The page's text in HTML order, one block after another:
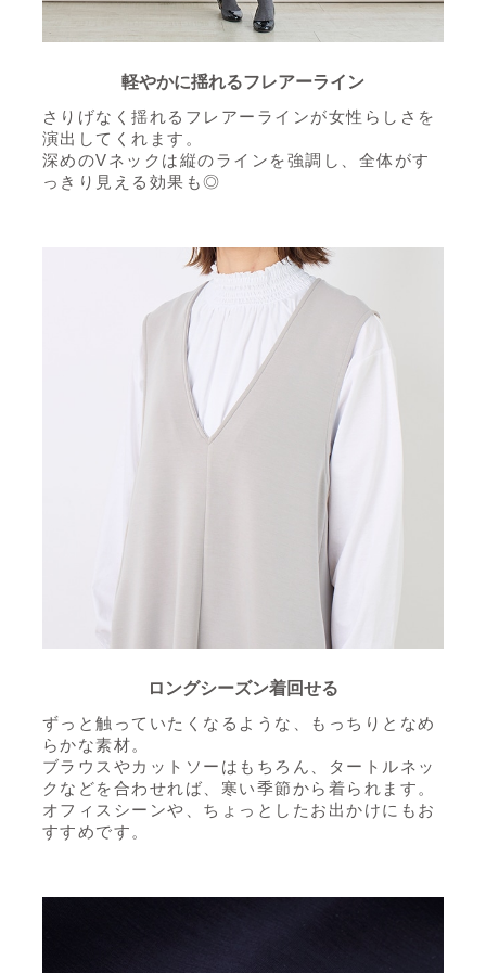
軽やかに揺れるフレアーライン
さりげなく揺れるフレアーラインが女性らしさを
演出してくれます。
深めのVネックは縦のラインを強調し、全体がす
っきり見える効果も◎
ロングシーズン着回せる
ずっと触っていたくなるような、もっちりとなめ
らかな素材。
ブラウスやカットソーはもちろん、タートルネッ
クなどを合わせれば、寒い季節から着られます。
オフィスシーンや、ちょっとしたお出かけにもお
すすめです。